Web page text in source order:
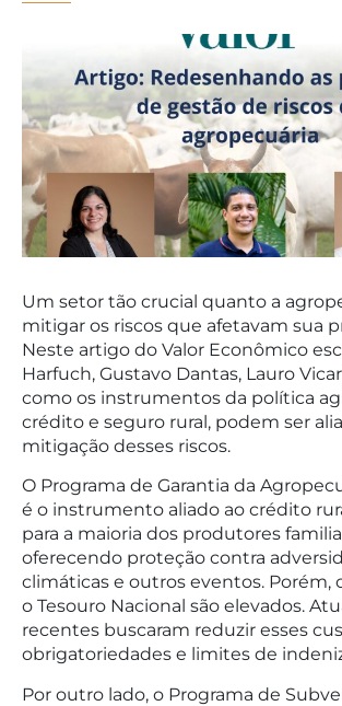
Um setor tão crucial quanto a
mitigar os riscos que afetavam sua
Neste artigo do Valor Econômico
Harfuch, Gustavo Dantas, Lauro
como os instrumentos da política
crédito e seguro rural, podem ser
mitigação desses riscos.
O Programa de Garantia da
é o instrumento aliado ao crédito
para a maioria dos produtores
oferecendo proteção contra
climáticas e outros eventos. Porém,
o Tesouro Nacional são elevados.
recentes buscaram reduzir esses
obrigatoriedades e limites de
Por outro lado, o Programa de